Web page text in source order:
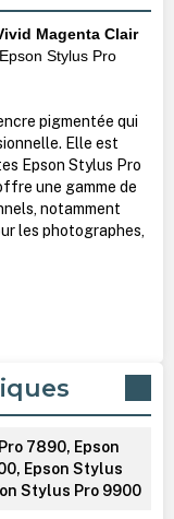
Magenta Clair
Stylus Pro
pigmentée qui
Elle est
Epson Stylus Pro
une gamme de
notamment
les photographes,
7890, Epson
Epson Stylus
Stylus Pro 9900